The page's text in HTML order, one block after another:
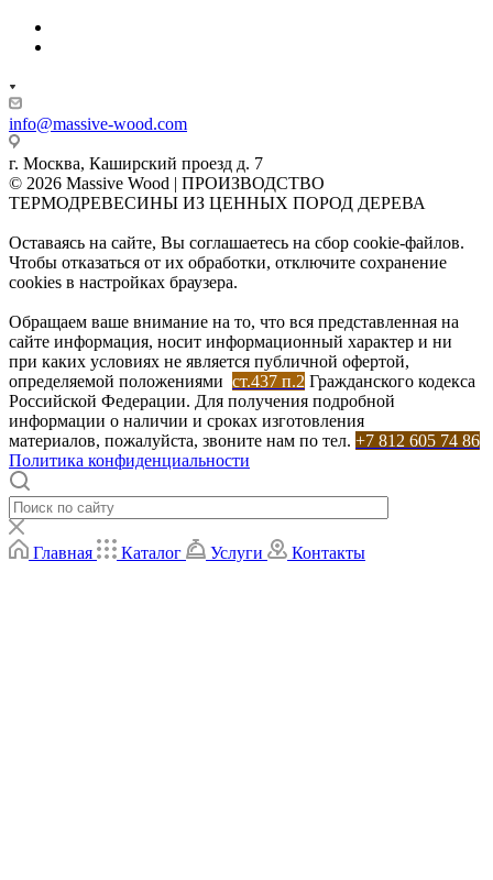
info@massive-wood.com
г. Москва, Каширский проезд д. 7
© 2026 Massive Wood | ПРОИЗВОДСТВО
ТЕРМОДРЕВЕСИНЫ ИЗ ЦЕННЫХ ПОРОД ДЕРЕВА
Оставаясь на сайте, Вы соглашаетесь на сбор cookie-файлов.
Чтобы отказаться от их обработки, отключите сохранение
cookies в настройках браузера.
Обращаем ваше внимание на то, что вся представленная на
сайте информация, носит информационный характер и ни
при каких условиях не является публичной офертой,
определяемой положениями ст.437 п.2 Гражданского кодекса
Российской Федерации. Для получения подробной
информации о наличии и сроках изготовления
материалов, пожалуйста, звоните нам по тел. +7 812 605 74 86
Политика конфиденциальности
Главная Каталог Услуги Контакты